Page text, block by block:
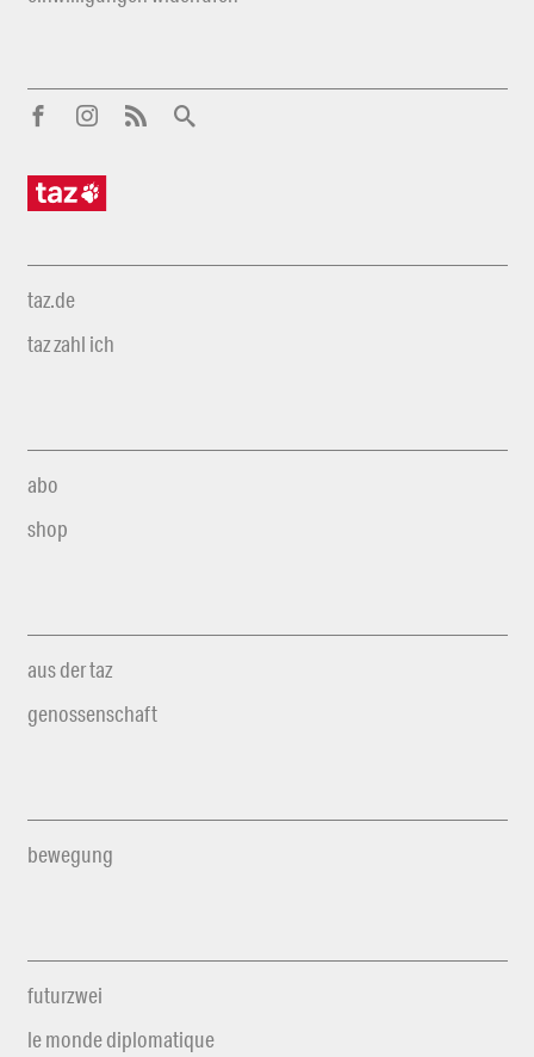
taz.de
taz zahl ich
abo
shop
aus der taz
genossenschaft
bewegung
futurzwei
le monde diplomatique